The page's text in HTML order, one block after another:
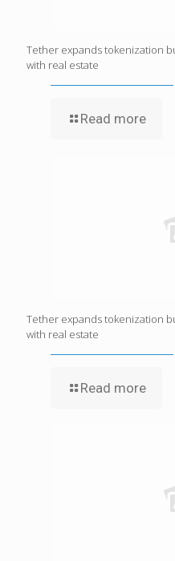
Tether expands tokenization
with real estate
Read more
Tether expands tokenization
with real estate
Read more